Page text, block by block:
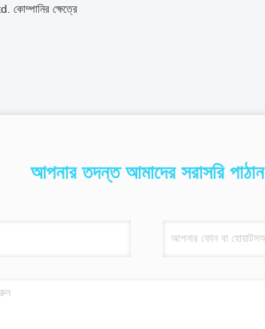
ক্ষেত্রে
আপনার তদন্ত আমাদের সরাসরি পাঠান